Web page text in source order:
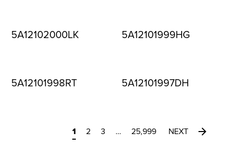
5A12102000LK 5A12101999HG
5A12101998RT 5A12101997DH
1 2 3 … 25,999 NEXT